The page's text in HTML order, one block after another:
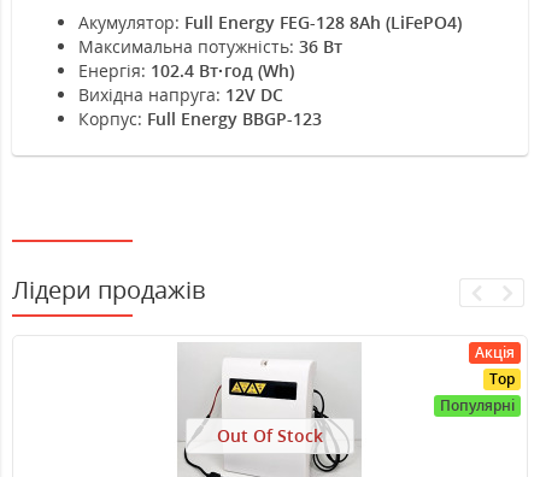
Акумулятор: Full Energy FEG-128 8Ah (LiFePO4)
Максимальна потужність: 36 Вт
Енергія: 102.4 Вт·год (Wh)
Вихідна напруга: 12V DC
Корпус: Full Energy BBGP-123
Лідери продажів
Акція
Top
Популярні
Out Of Stock